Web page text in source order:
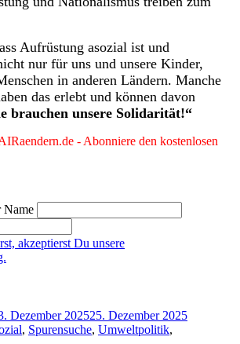
Aufrüstung asozial ist und
nur für uns und unsere Kinder,
in anderen Ländern. Manche
das erlebt und können davon
brauchen unsere Solidarität!“
- Abonniere den kostenlosen
Name
akzeptierst Du unsere
Dezember 202525. Dezember 2025
, Spurensuche, Umweltpolitik,